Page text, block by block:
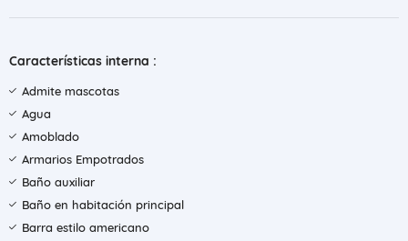
Características interna :
Admite mascotas
Agua
Amoblado
Armarios Empotrados
Baño auxiliar
Baño en habitación principal
Barra estilo americano